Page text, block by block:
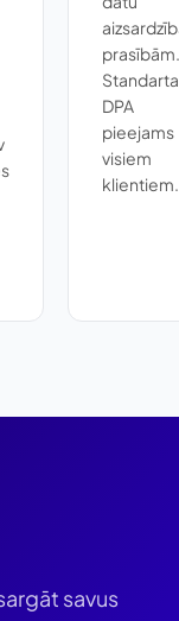
prasībām.
Standarta
DPA
pieejams
visiem
klientiem.
savus